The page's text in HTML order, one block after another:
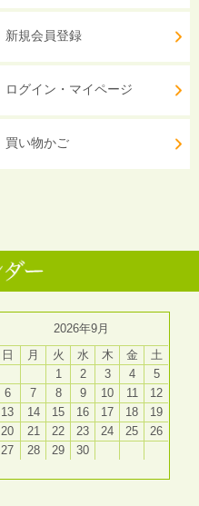
新規会員登録
ログイン・マイページ
買い物かご
2026年9月
日
月 火 水 木 金
土
1
2 3 4
5
6
7 8 9 10 11
12
13
14 15 16 17 18
19
20
21 22 23 24 25
26
27
28 29 30